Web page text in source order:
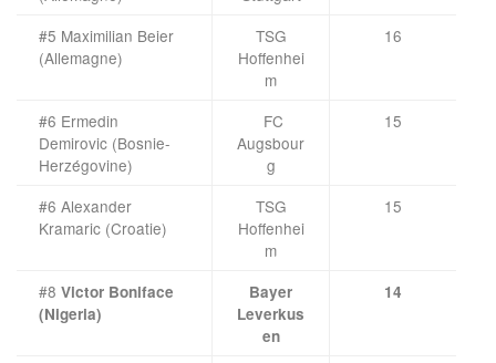
#5 Maximilian Beier
(Allemagne)
TSG
Hoffenhei
m
16
#6 Ermedin
Demirovic (Bosnie-
Herzégovine)
FC
Augsbour
g
15
#6 Alexander
Kramaric (Croatie)
TSG
Hoffenhei
m
15
#8 Victor Boniface
(Nigeria)
Bayer
Leverkus
en
14